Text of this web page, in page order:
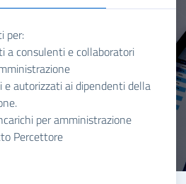
per:
a consulenti e collaboratori
autorizzati ai dipendenti della
per amministrazione
Percettore